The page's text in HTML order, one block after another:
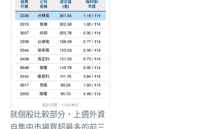
就個股比較部分，上週外資